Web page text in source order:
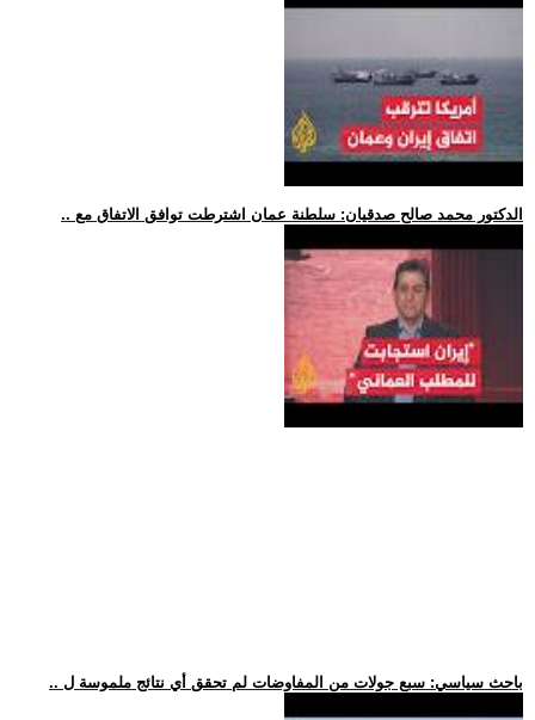
.. الدكتور محمد صالح صدقيان: سلطنة عمان اشترطت توافق الاتفاق مع
.. باحث سياسي: سبع جولات من المفاوضات لم تحقق أي نتائج ملموسة ل